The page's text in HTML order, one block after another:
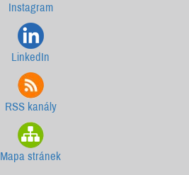
Instagram
LinkedIn
RSS kanály
Mapa stránek